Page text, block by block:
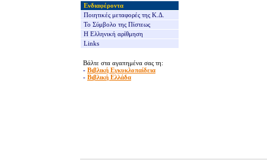
Ενδιαφέροντα
Ποιητικές μεταφορές της Κ.Δ.
Το Σύμβολο της Πίστεως
Η Ελληνική αρίθμηση
Links
Βάλτε στα αγαπημένα σας τη:
- Βιβλική Εγκυκλοπαίδεια
- Βιβλική Ελλάδα